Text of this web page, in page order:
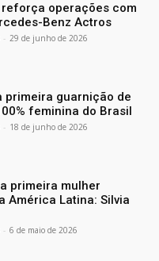
reforça operações com
Benz Actros
- 29 de junho de 2026
primeira guarnição de
feminina do Brasil
- 18 de junho de 2026
primeira mulher
América Latina: Silvia
- 6 de maio de 2026